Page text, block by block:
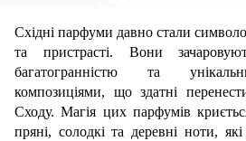
Східні парфуми давно стали
та пристрасті. Вони
багатогранністю та
композиціями, що здатні
Сходу. Магія цих парфумів
пряні, солодкі та деревні ноти,